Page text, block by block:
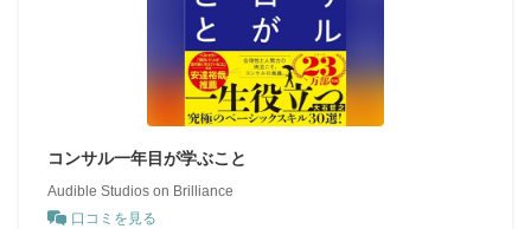
コンサル一年目が学ぶこと
Audible Studios on Brilliance
口コミを見る